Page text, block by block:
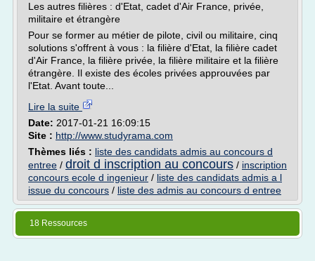
Les autres filières : d'Etat, cadet d'Air France, privée,
militaire et étrangère
Pour se former au métier de pilote, civil ou militaire, cinq
solutions s'offrent à vous : la filière d'Etat, la filière cadet
d'Air France, la filière privée, la filière militaire et la filière
étrangère. Il existe des écoles privées approuvées par
l'Etat. Avant toute...
Lire la suite
Date: 2017-01-21 16:09:15
Site : http://www.studyrama.com
Thèmes liés : liste des candidats admis au concours d
entree / droit d inscription au concours / inscription
concours ecole d ingenieur / liste des candidats admis a l
issue du concours / liste des admis au concours d entree
18 Ressources